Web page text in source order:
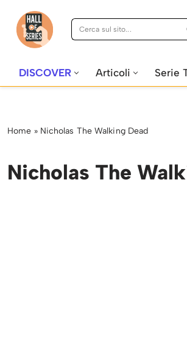
Vai
DISCOVER Articoli Serie
Home » Nicholas The Walking Dead
Nicholas The